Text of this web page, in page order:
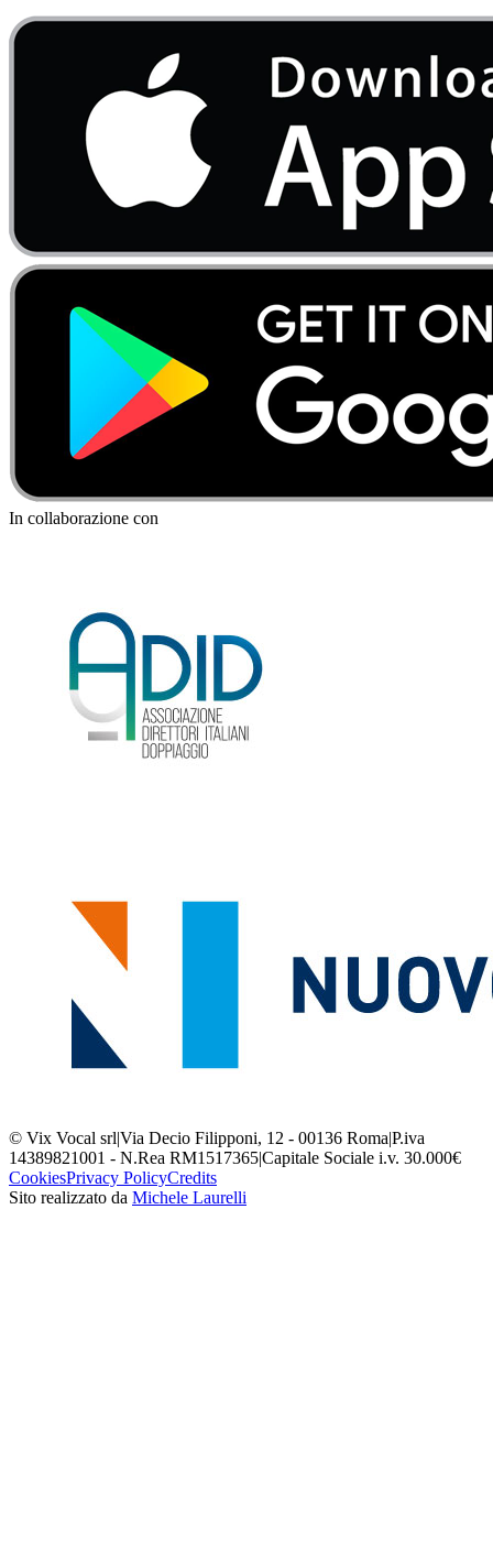
In collaborazione con
© Vix Vocal srl|Via Decio Filipponi, 12 - 00136 Roma|P.iva
14389821001 - N.Rea RM1517365|Capitale Sociale i.v. 30.000€
CookiesPrivacy PolicyCredits
Sito realizzato da Michele Laurelli